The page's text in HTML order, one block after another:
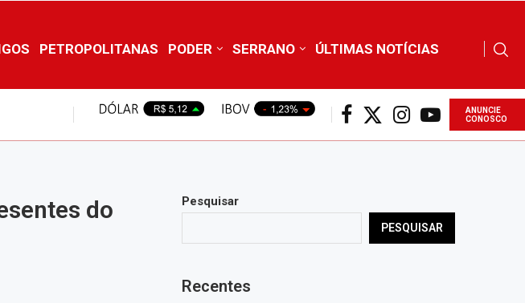
PETROPOLITANAS PODER SERRANO ÚLTIMAS NOTÍCIAS
ANUNCIE
CONOSCO
do
Pesquisar
PESQUISAR
Recentes